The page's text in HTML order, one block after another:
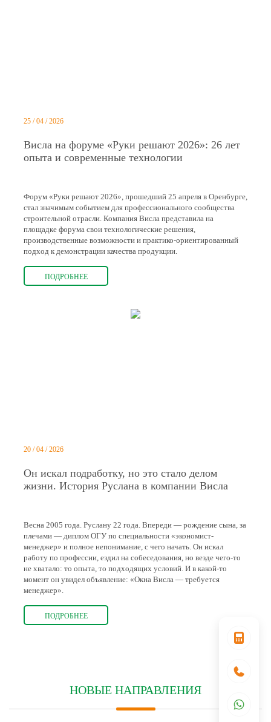
25 / 04 / 2026
Висла на форуме «Руки решают 2026»: 26 лет
опыта и современные технологии
Форум «Руки решают 2026», прошедший 25 апреля в Оренбурге,
стал значимым событием для профессионального сообщества
строительной отрасли. Компания Висла представила на
площадке форума свои технологические решения,
производственные возможности и практико-ориентированный
подход к демонстрации качества продукции.
ПОДРОБНЕЕ
20 / 04 / 2026
Он искал подработку, но это стало делом
жизни. История Руслана в компании Висла
Весна 2005 года. Руслану 22 года. Впереди — рождение сына, за
плечами — диплом ОГУ по специальности «экономист-
менеджер» и полное непонимание, с чего начать. Он искал
работу по профессии, ездил на собеседования, но везде чего-то
не хватало: то опыта, то подходящих условий. И в какой-то
момент он увидел объявление: «Окна Висла — требуется
менеджер».
ПОДРОБНЕЕ
НОВЫЕ НАПРАВЛЕНИЯ